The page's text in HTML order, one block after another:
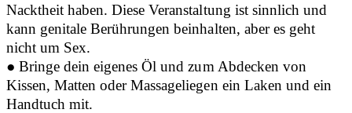
Nacktheit haben. Diese Veranstaltung ist sinnlich und
kann genitale Berührungen beinhalten, aber es geht
nicht um Sex.
●Bringe dein eigenes Öl und zum Abdecken von
Kissen, Matten oder Massageliegen ein Laken und ein
Handtuch mit.